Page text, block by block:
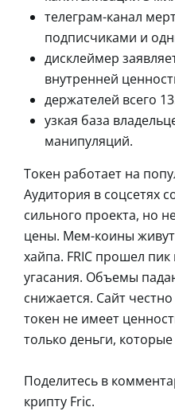
телеграм-канал
подписчиками и
дисклеймер
внутренней
держателей всего
узкая база
манипуляций.
Токен работает на
Аудитория в соцсетях
сильного проекта, но
цены. Мем-коины
хайпа. FRIC прошел
угасания. Объемы
снижается. Сайт
токен не имеет
только деньги,
Поделитесь в
крипту Fric.